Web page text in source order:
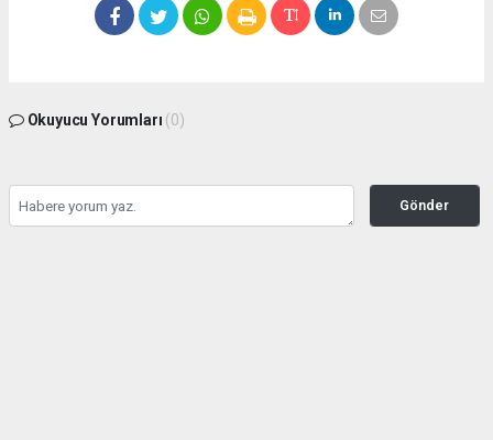
Okuyucu Yorumları (0)
Gönder